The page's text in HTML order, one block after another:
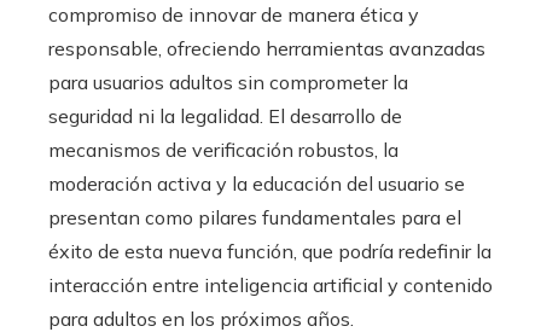
compromiso de innovar de manera ética y
responsable, ofreciendo herramientas avanzadas
para usuarios adultos sin comprometer la
seguridad ni la legalidad. El desarrollo de
mecanismos de verificación robustos, la
moderación activa y la educación del usuario se
presentan como pilares fundamentales para el
éxito de esta nueva función, que podría redefinir la
interacción entre inteligencia artificial y contenido
para adultos en los próximos años.